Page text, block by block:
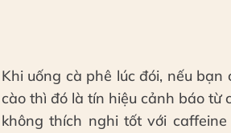
Khi uống cà phê lúc đói, nếu
cào thì đó là tín hiệu cảnh báo từ
không thích nghi tốt với